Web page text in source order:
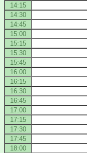
14:15
14:30
14:45
15:00
15:15
15:30
15:45
16:00
16:15
16:30
16:45
17:00
17:15
17:30
17:45
18:00